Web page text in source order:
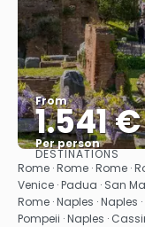
From
1.541 €
Per person
DESTINATIONS
Rome · Rome · Rome ·
Venice · Padua · San
Rome · Naples · Naples
Pompeii · Naples ·